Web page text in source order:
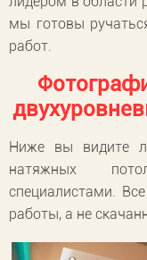
мы готовы
работ.
Ниже вы видите
натяжных
специалистами.
работы, а не